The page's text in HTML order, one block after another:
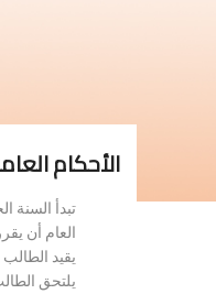
الأحكام
تبدأ السنة
العام أن
يقيد
يلتحق